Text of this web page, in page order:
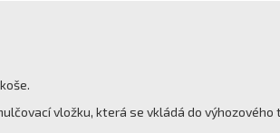
vložku, která se vkládá do výhozového